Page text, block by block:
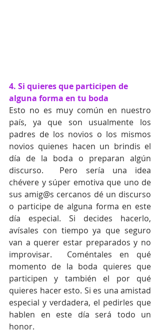
4. Si quieres que participen de
alguna forma en tu boda
Esto no es muy común en nuestro
país, ya que son usualmente los
padres de los novios o los mismos
novios quienes hacen un brindis el
día de la boda o preparan algún
discurso.  Pero sería una idea
chévere y súper emotiva que uno de
sus amig@s cercanos dé un discurso
o participe de alguna forma en este
día especial. Si decides hacerlo,
avísales con tiempo ya que seguro
van a querer estar preparados y no
improvisar.  Coméntales en qué
momento de la boda quieres que
participen y también el por qué
quieres hacer esto. Si es una amistad
especial y verdadera, el pedirles que
hablen en este día será todo un
honor.